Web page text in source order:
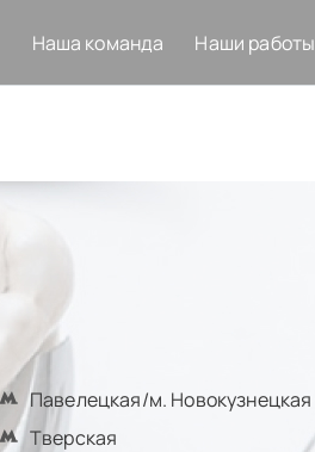
Наша команда Наши работы
Павелецкая/м. Новокузнецкая
Тверская